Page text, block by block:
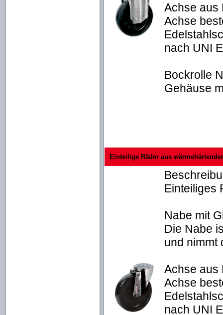
Achse aus
Achse
nach UNI
Bockrolle
Gehäuse
Einteilige Räder aus
Einteiliges
Nabe mit
Die Nabe
und nimmt
Achse aus
Achse
nach UNI